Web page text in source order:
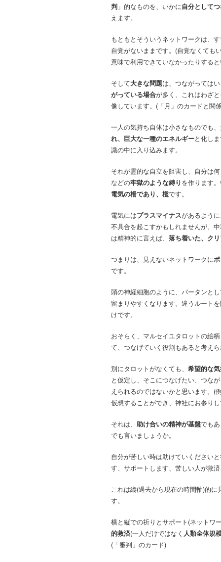
判 」的なものを、いかに自分として
えます。
もともとそういうネットワークは、
自覚がないままです。(自覚なくても
意味で利用できていなかったりする
そして大きな問題は、つながっては
がっている場合が多く、これはわざ
像しています。(「月」のカードと関
一人の気持ち自体は小さなものでも
れ、巨大な一種のエネルギーと化し
識の中に入り込みます。
それが霊的な自立を阻害し、自分は
などの牢獄のような縛りを作ります
電気の柵であり、檻です。
電気にはプラスマイナスがあるよう
不具合を起こすかもしれませんが、
は精神的に言えば、 落ち着いた、ク
つまりは、見えないネットワークに
です。
頭の神経細胞のように、パータンと
留まりやすくなります。違うルート
けです。
おそらく、マルセイユタロットの絵
て、つなげていく役割もあると考え
別にタロットがなくても、 希望的な
と仮定し、そこにつなげたい、つな
えられるのではないかと思います。(
仮想することができ、神社にお参り
それは、 助け合いの精神が基盤でも
でも言いましょうか。
自分が苦しい時は助けていください
す、サポートします、苦しい人が救
これは縦(過去から現在の時間軸)的
す。
横と縦での祈りとサポート(ネットワ
的救済(一人だけではなく 人類全体規
(「審判」のカード)